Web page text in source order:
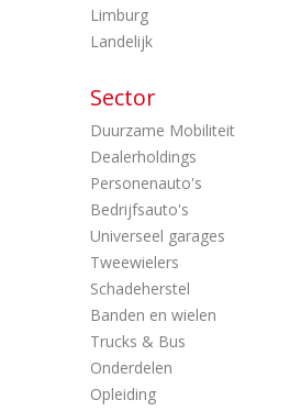
Limburg
Landelijk
Sector
Duurzame Mobiliteit
Dealerholdings
Personenauto's
Bedrijfsauto's
Universeel garages
Tweewielers
Schadeherstel
Banden en wielen
Trucks & Bus
Onderdelen
Opleiding